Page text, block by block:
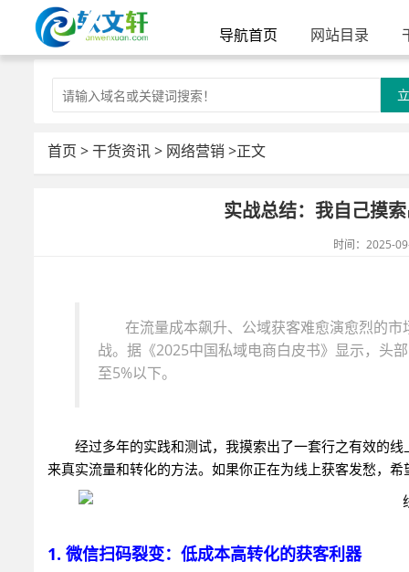
导航首页 网站目录
首页 >干货资讯> 网络营销 >正文
实战总结：我自己摸
时间：2025-
在流量成本飙升、公域获客难愈演愈烈的
战。据《2025中国私域电商白皮书》显示，头
至5%以下。
经过多年的实践和测试，我摸索出了一套行之有效的
来真实流量和转化的方法。如果你正在为线上获客发愁，
1. 微信扫码裂变：低成本高转化的获客利器